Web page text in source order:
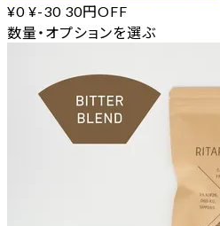
¥0 ¥-30 30円OFF
数量・オプションを選ぶ